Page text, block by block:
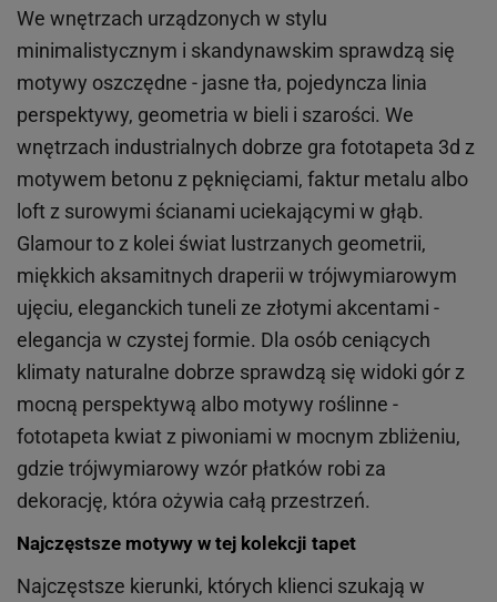
We wnętrzach urządzonych w stylu
minimalistycznym i skandynawskim sprawdzą się
motywy oszczędne - jasne tła, pojedyncza linia
perspektywy, geometria w bieli i szarości. We
wnętrzach industrialnych dobrze gra fototapeta 3d z
motywem betonu z pęknięciami, faktur metalu albo
loft z surowymi ścianami uciekającymi w głąb.
Glamour to z kolei świat lustrzanych geometrii,
miękkich aksamitnych draperii w trójwymiarowym
ujęciu, eleganckich tuneli ze złotymi akcentami -
elegancja w czystej formie. Dla osób ceniących
klimaty naturalne dobrze sprawdzą się widoki gór z
mocną perspektywą albo motywy roślinne -
fototapeta kwiat z piwoniami w mocnym zbliżeniu,
gdzie trójwymiarowy wzór płatków robi za
dekorację, która ożywia całą przestrzeń.
Najczęstsze motywy w tej kolekcji tapet
Najczęstsze kierunki, których klienci szukają w